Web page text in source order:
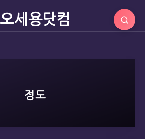
오세용닷컴
정도